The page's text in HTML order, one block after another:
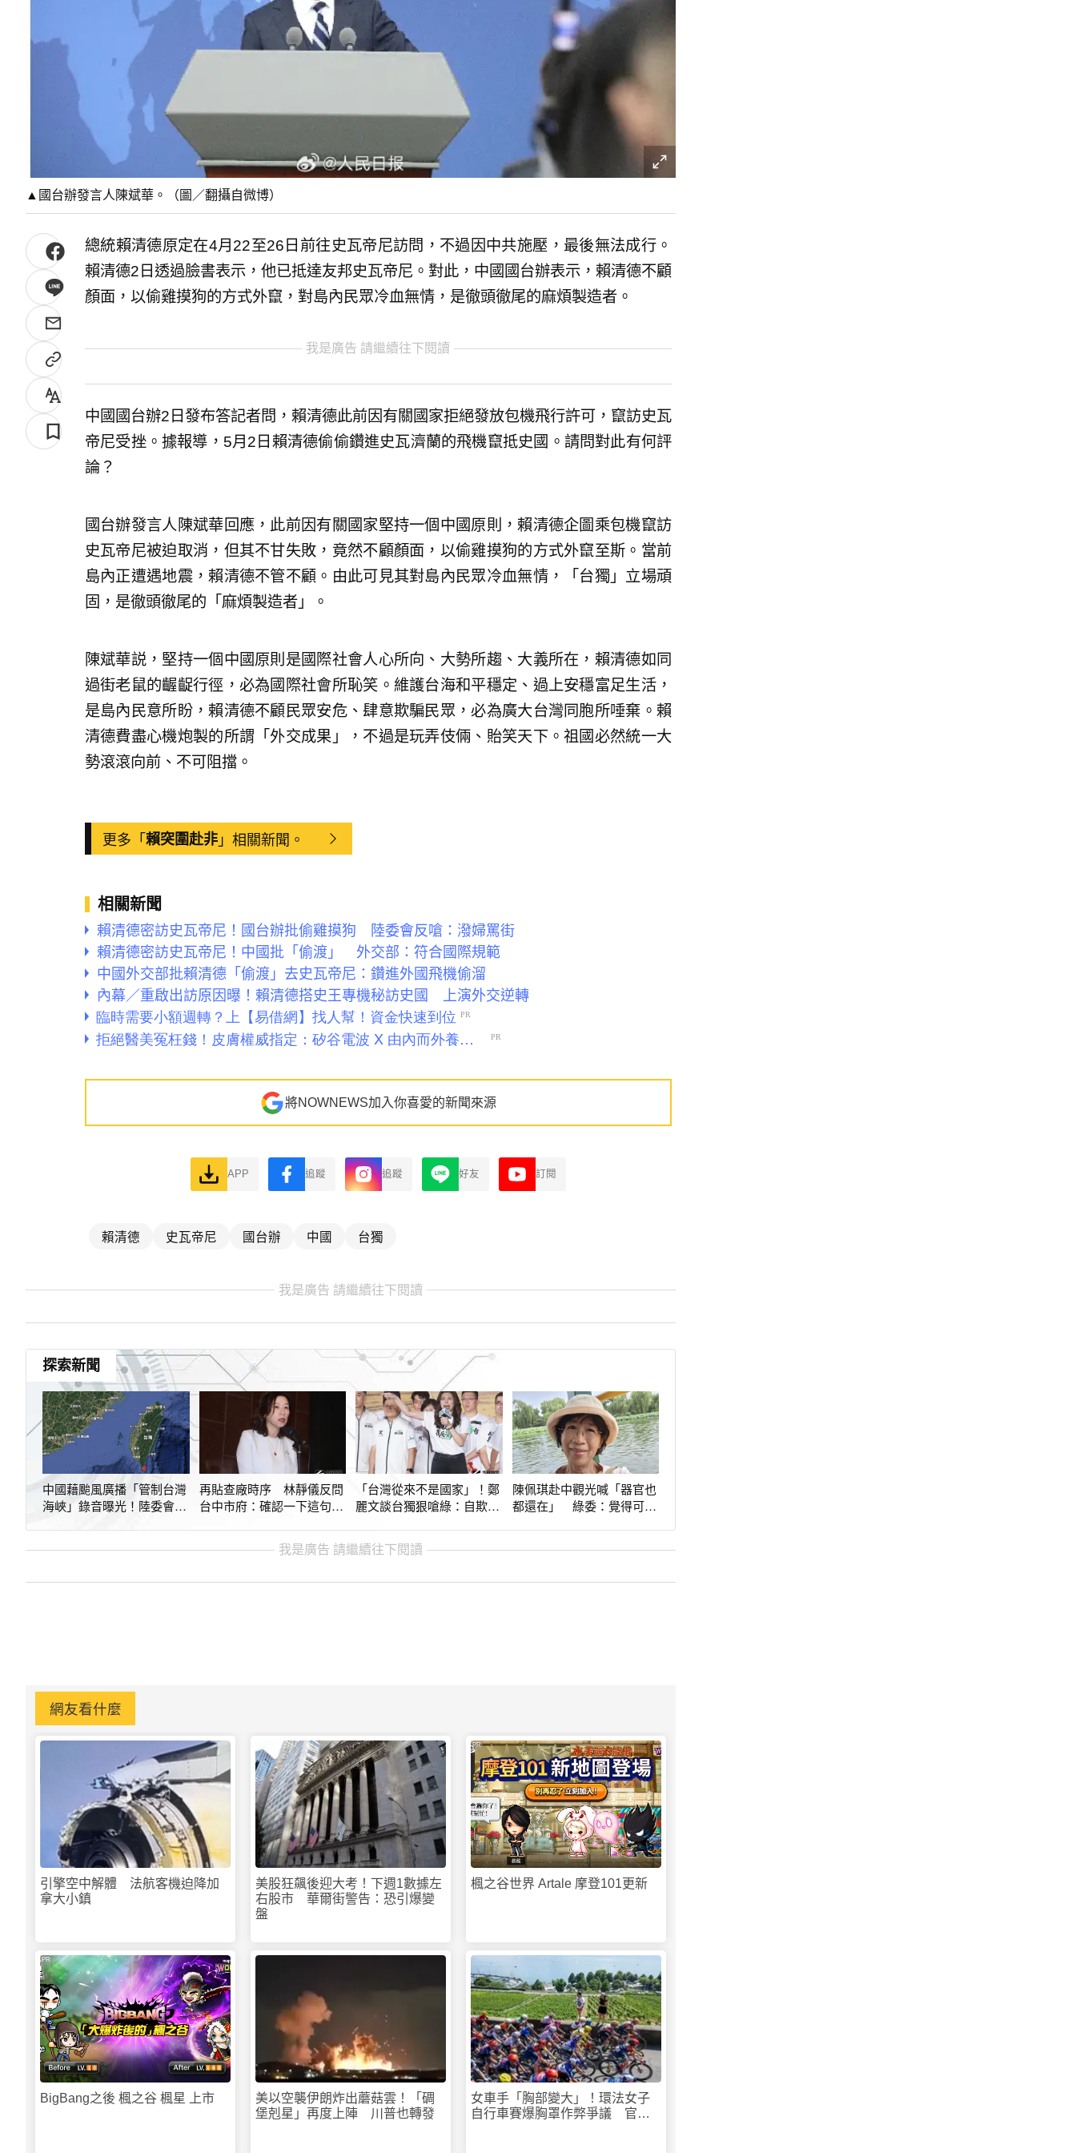
▲國台辦發言人陳斌華。（圖／翻攝自微博）
總統賴清德原定在4月22至26日前往史瓦帝尼訪問，不過因中共施壓，最後無法成行。
賴清德2日透過臉書表示，他已抵達友邦史瓦帝尼。對此，中國國台辦表示，賴清德不顧
顏面，以偷雞摸狗的方式外竄，對島內民眾冷血無情，是徹頭徹尾的麻煩製造者。
我是廣告 請繼續往下閱讀
中國國台辦2日發布答記者問，賴清德此前因有關國家拒絕發放包機飛行許可，竄訪史瓦
帝尼受挫。據報導，5月2日賴清德偷偷鑽進史瓦濟蘭的飛機竄抵史國。請問對此有何評
論？
國台辦發言人陳斌華回應，此前因有關國家堅持一個中國原則，賴清德企圖乘包機竄訪
史瓦帝尼被迫取消，但其不甘失敗，竟然不顧顏面，以偷雞摸狗的方式外竄至斯。當前
島內正遭遇地震，賴清德不管不顧。由此可見其對島內民眾冷血無情，「台獨」立場頑
固，是徹頭徹尾的「麻煩製造者」。
陳斌華説，堅持一個中國原則是國際社會人心所向、大勢所趨、大義所在，賴清德如同
過街老鼠的齷齪行徑，必為國際社會所恥笑。維護台海和平穩定、過上安穩富足生活，
是島內民意所盼，賴清德不顧民眾安危、肆意欺騙民眾，必為廣大台灣同胞所唾棄。賴
清德費盡心機炮製的所謂「外交成果」，不過是玩弄伎倆、貽笑天下。祖國必然統一大
勢滾滾向前、不可阻擋。
更多「賴突圍赴非」相關新聞。
相關新聞
賴清德密訪史瓦帝尼！國台辦批偷雞摸狗 陸委會反嗆：潑婦罵街
賴清德密訪史瓦帝尼！中國批「偷渡」 外交部：符合國際規範
中國外交部批賴清德「偷渡」去史瓦帝尼：鑽進外國飛機偷溜
內幕／重啟出訪原因曝！賴清德搭史王專機秘訪史國 上演外交逆轉
將NOWNEWS加入你喜愛的新聞來源
APP 追蹤 追蹤 好友 訂閱
賴清德 史瓦帝尼 國台辦 中國 台獨
我是廣告 請繼續往下閱讀
探索新聞
中國藉颱風廣播「管制台灣
海峽」錄音曝光！陸委會怒
再貼查廠時序 林靜儀反問
台中市府：確認一下這句話
「台灣從來不是國家」！鄭
麗文談台獨狠嗆綠：自欺欺
陳佩琪赴中觀光喊「器官也
都還在」 綠委：覺得可惜
我是廣告 請繼續往下閱讀
網友看什麼
引擎空中解體 法航客機迫降加
拿大小鎮
美股狂飆後迎大考！下週1數據左
右股市 華爾街警告：恐引爆變
盤
楓之谷世界 Artale 摩登101更新
PR
BigBang之後 楓之谷 楓星 上市
PR
美以空襲伊朗炸出蘑菇雲！「碉
堡剋星」再度上陣 川普也轉發
女車手「胸部變大」！環法女子
自行車賽爆胸罩作弊爭議 官方